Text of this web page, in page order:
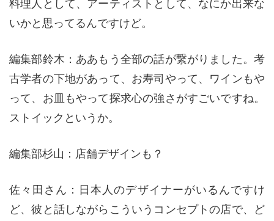
料理人として、アーティストとして、なにか出来な
いかと思ってるんですけど。
編集部鈴木：ああもう全部の話が繋がりました。考
古学者の下地があって、お寿司やって、ワインもや
って、お皿もやって探求心の強さがすごいですね。
ストイックというか。
編集部杉山：店舗デザインも？
佐々田さん：日本人のデザイナーがいるんですけ
ど、彼と話しながらこういうコンセプトの店で、ど